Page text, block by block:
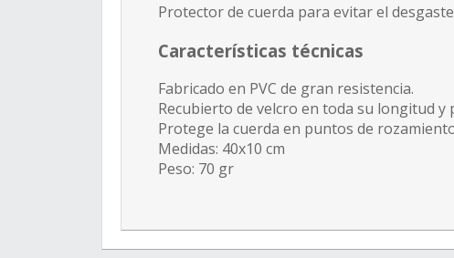
Protector de cuerda para evitar el
Características técnicas
Fabricado en PVC de gran resistencia.
Recubierto de velcro en toda su longitud
Protege la cuerda en puntos de
Medidas: 40x10 cm
Peso: 70 gr